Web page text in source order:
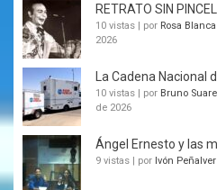
RETRATO SIN
10 vistas | por Rosa
2026
La Cadena Nacional
10 vistas | por Bruno
de 2026
Ángel Ernesto y las
9 vistas | por Ivón Peñalver